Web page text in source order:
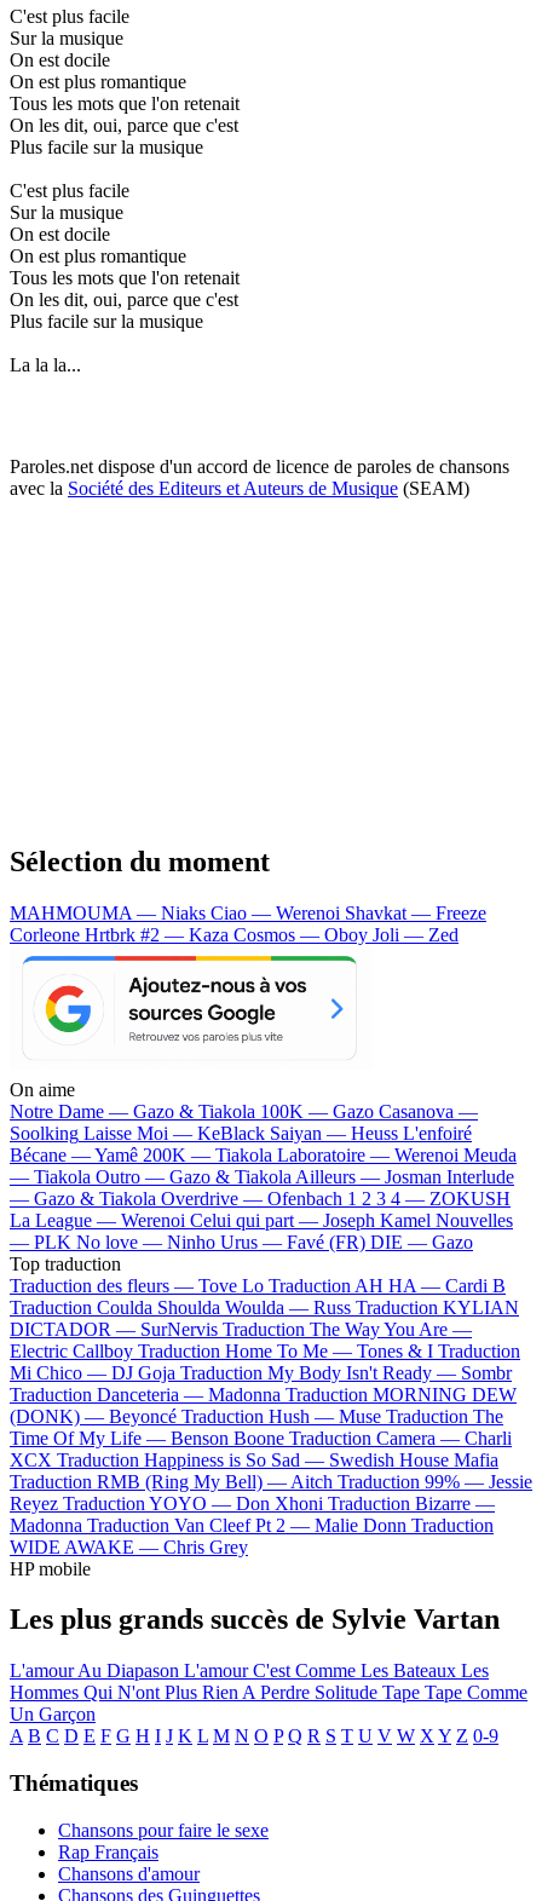
C'est plus facile
Sur la musique
On est docile
On est plus romantique
Tous les mots que l'on retenait
On les dit, oui, parce que c'est
Plus facile sur la musique
C'est plus facile
Sur la musique
On est docile
On est plus romantique
Tous les mots que l'on retenait
On les dit, oui, parce que c'est
Plus facile sur la musique
La la la...
Paroles.net dispose d'un accord de licence de paroles de chansons
avec la Société des Editeurs et Auteurs de Musique (SEAM)
Sélection du moment
MAHMOUMA — Niaks Ciao — Werenoi Shavkat — Freeze
Corleone Hrtbrk #2 — Kaza Cosmos — Oboy Joli — Zed
On aime
Notre Dame — Gazo & Tiakola 100K — Gazo Casanova —
Soolking Laisse Moi — KeBlack Saiyan — Heuss L'enfoiré
Bécane —Yamê 200K — Tiakola Laboratoire — Werenoi Meuda
— Tiakola Outro — Gazo & Tiakola Ailleurs — Josman Interlude
— Gazo & Tiakola Overdrive — Ofenbach 1 2 3 4 — ZOKUSH
La League — Werenoi Celui qui part — Joseph Kamel Nouvelles
— PLK No love — Ninho Urus — Favé (FR) DIE — Gazo
Top traduction
Traduction des fleurs — Tove Lo Traduction AH HA — Cardi B
Traduction Coulda Shoulda Woulda — Russ Traduction KYLIAN
DICTADOR — SurNervis Traduction The Way You Are —
Electric Callboy Traduction Home To Me — Tones & I Traduction
Mi Chico — DJ Goja Traduction My Body Isn't Ready — Sombr
Traduction Danceteria — Madonna Traduction MORNING DEW
(DONK) — Beyoncé Traduction Hush — Muse Traduction The
Time Of My Life — Benson Boone Traduction Camera — Charli
XCX Traduction Happiness is So Sad — Swedish House Mafia
Traduction RMB (Ring My Bell) — Aitch Traduction 99% — Jessie
Reyez Traduction YOYO — Don Xhoni Traduction Bizarre —
Madonna Traduction Van Cleef Pt 2 — Malie Donn Traduction
WIDE AWAKE — Chris Grey
HP mobile
Les plus grands succès de Sylvie Vartan
L'amour Au Diapason L'amour C'est Comme Les Bateaux Les
Hommes Qui N'ont Plus Rien A Perdre Solitude Tape Tape Comme
Un Garçon
A B C D E F G H I J K L M N O P Q R S T U V W X Y Z 0-9
Thématiques
Chansons pour faire le sexe
Rap Français
Chansons d'amour
Chansons des Guinguettes